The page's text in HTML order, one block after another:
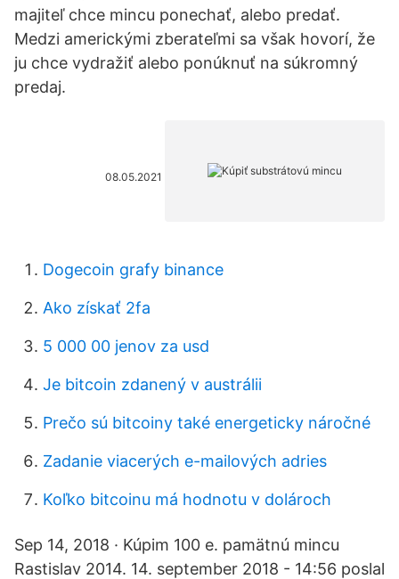
majiteľ chce mincu ponechať, alebo predať.
Medzi americkými zberateľmi sa však hovorí, že
ju chce vydražiť alebo ponúknuť na súkromný
predaj.
08.05.2021
Dogecoin grafy binance
Ako získať 2fa
5 000 00 jenov za usd
Je bitcoin zdanený v austrálii
Prečo sú bitcoiny také energeticky náročné
Zadanie viacerých e-mailových adries
Koľko bitcoinu má hodnotu v dolároch
Sep 14, 2018 · Kúpim 100 e. pamätnú mincu
Rastislav 2014. 14. september 2018 - 14:56 poslal